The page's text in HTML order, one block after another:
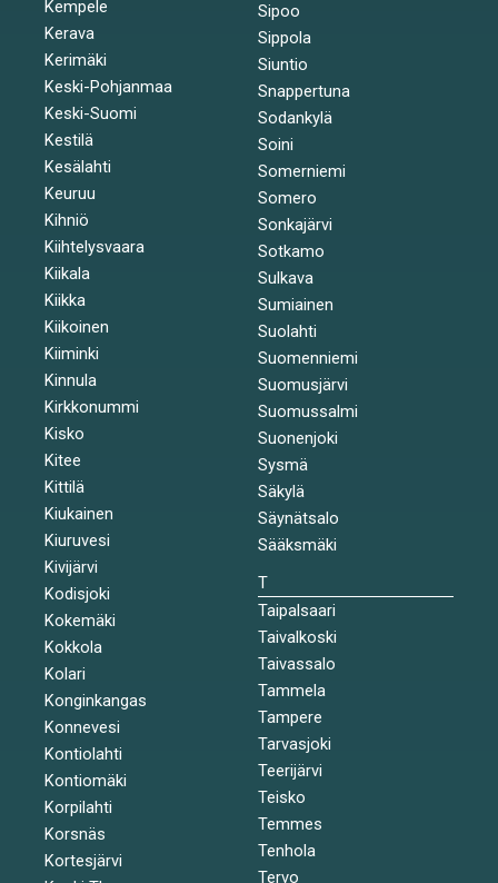
Kempele
Kerava
Kerimäki
Keski-Pohjanmaa
Keski-Suomi
Kestilä
Kesälahti
Keuruu
Kihniö
Kiihtelysvaara
Kiikala
Kiikka
Kiikoinen
Kiiminki
Kinnula
Kirkkonummi
Kisko
Kitee
Kittilä
Kiukainen
Kiuruvesi
Kivijärvi
Kodisjoki
Kokemäki
Kokkola
Kolari
Konginkangas
Konnevesi
Kontiolahti
Kontiomäki
Korpilahti
Korsnäs
Kortesjärvi
Sipoo
Sippola
Siuntio
Snappertuna
Sodankylä
Soini
Somerniemi
Somero
Sonkajärvi
Sotkamo
Sulkava
Sumiainen
Suolahti
Suomenniemi
Suomusjärvi
Suomussalmi
Suonenjoki
Sysmä
Säkylä
Säynätsalo
Sääksmäki
T
Taipalsaari
Taivalkoski
Taivassalo
Tammela
Tampere
Tarvasjoki
Teerijärvi
Teisko
Temmes
Tenhola
Tervo